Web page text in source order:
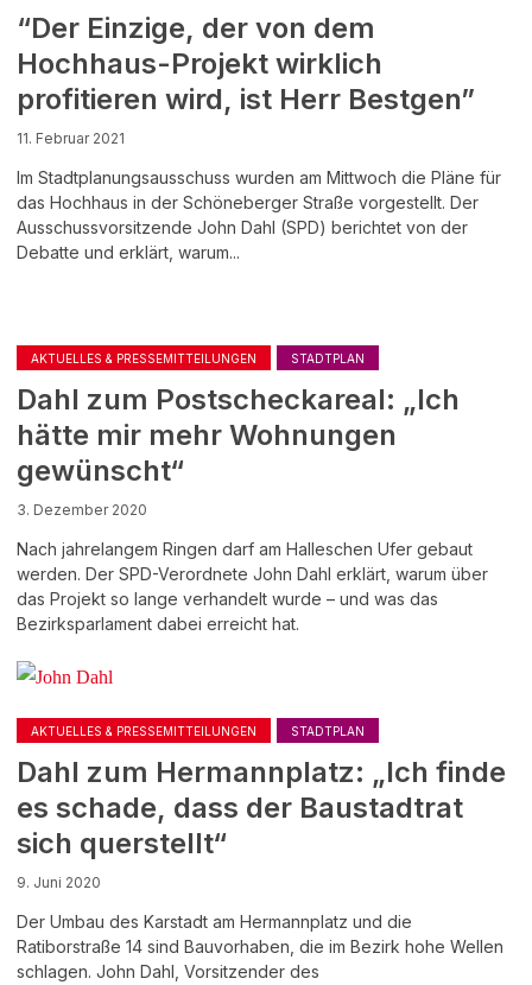
“Der Einzige, der von dem
Hochhaus-Projekt wirklich
profitieren wird, ist Herr Bestgen”
11. Februar 2021
Im Stadtplanungsausschuss wurden am Mittwoch die Pläne für
das Hochhaus in der Schöneberger Straße vorgestellt. Der
Ausschussvorsitzende John Dahl (SPD) berichtet von der
Debatte und erklärt, warum...
AKTUELLES & PRESSEMITTEILUNGEN STADTPLAN
Dahl zum Postscheckareal: „Ich
hätte mir mehr Wohnungen
gewünscht“
3. Dezember 2020
Nach jahrelangem Ringen darf am Halleschen Ufer gebaut
werden. Der SPD-Verordnete John Dahl erklärt, warum über
das Projekt so lange verhandelt wurde – und was das
Bezirksparlament dabei erreicht hat.
AKTUELLES & PRESSEMITTEILUNGEN STADTPLAN
Dahl zum Hermannplatz: „Ich finde
es schade, dass der Baustadtrat
sich querstellt“
9. Juni 2020
Der Umbau des Karstadt am Hermannplatz und die
Ratiborstraße 14 sind Bauvorhaben, die im Bezirk hohe Wellen
schlagen. John Dahl, Vorsitzender des